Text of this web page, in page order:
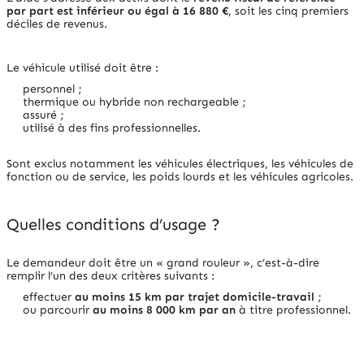
par part est inférieur ou égal à 16 880 €, soit les cinq premiers
déciles de revenus.
Le véhicule utilisé doit être :
personnel ;
thermique ou hybride non rechargeable ;
assuré ;
utilisé à des fins professionnelles.
Sont exclus notamment les véhicules électriques, les véhicules de
fonction ou de service, les poids lourds et les véhicules agricoles.
Quelles conditions d’usage ?
Le demandeur doit être un « grand rouleur », c’est-à-dire
remplir l’un des deux critères suivants :
effectuer au moins 15 km par trajet domicile-travail ;
ou parcourir au moins 8 000 km par an à titre professionnel.